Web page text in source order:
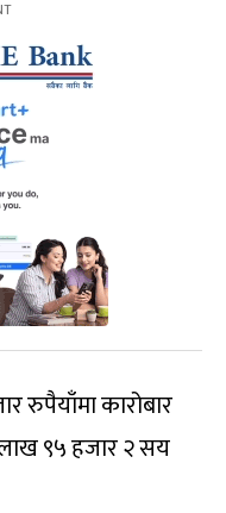
रुपैयाँमा कारोबार
९५ हजार २ सय